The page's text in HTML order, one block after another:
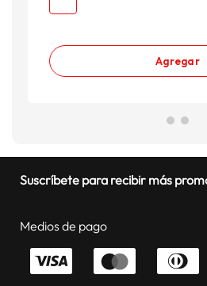
Agregar
Suscríbete para recibir más
Medios de pago